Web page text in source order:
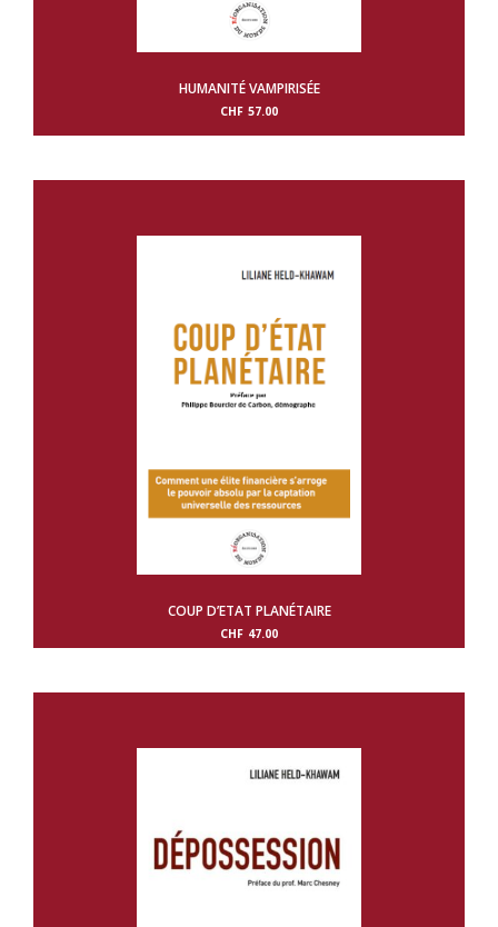
HUMANITÉ VAMPIRISÉE
CHF 57.00
COUP D’ETAT PLANÉTAIRE
CHF 47.00